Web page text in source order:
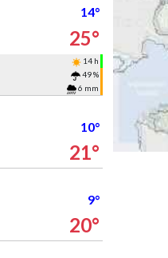
14°
25°
14 h
49 %
6 mm
10°
21°
9°
20°